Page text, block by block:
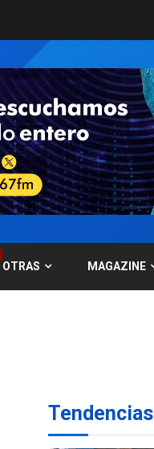
OTRAS MAGAZINE
Tendencias
1
3